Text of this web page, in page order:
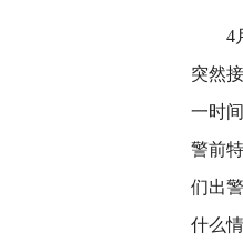
4
突然
一时
警前
们出
什么